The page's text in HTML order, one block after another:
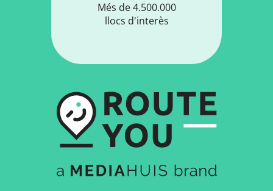
Més de 4.500.000
llocs d'interès